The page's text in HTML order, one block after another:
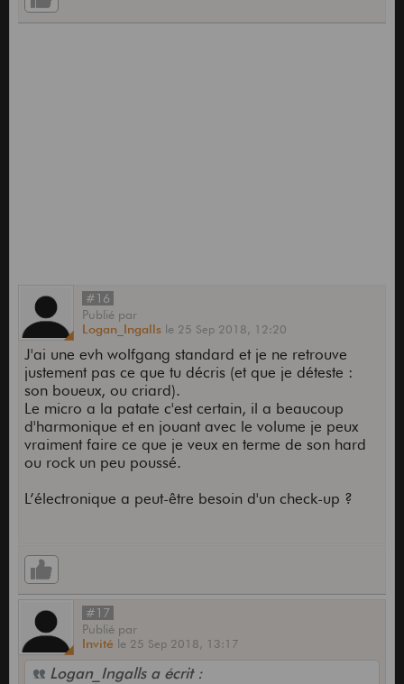
#16
Publié par
Logan_Ingalls le 25 Sep 2018, 12:20
J'ai une evh wolfgang standard et je ne retrouve
justement pas ce que tu décris (et que je déteste :
son boueux, ou criard).
Le micro a la patate c'est certain, il a beaucoup
d'harmonique et en jouant avec le volume je peux
vraiment faire ce que je veux en terme de son hard
ou rock un peu poussé.
L’électronique a peut-être besoin d'un check-up ?
#17
Publié par
Invité le 25 Sep 2018, 13:17
Logan_Ingalls a écrit :